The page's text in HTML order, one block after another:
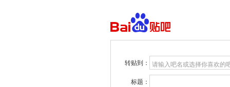
转贴到： 请输入吧名或选择你喜欢的
标题：